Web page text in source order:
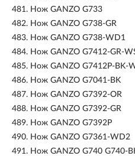
481. Нож GANZO G733
482. Нож GANZO G738-GR
483. Нож GANZO G738-WD1
484. Нож GANZO G7412-GR-
485. Нож GANZO G7412P-BK-
486. Нож GANZO G7041-BK
487. Нож GANZO G7392-OR
488. Нож GANZO G7392-GR
489. Нож GANZO G7392P
490. Нож GANZO G7361-WD2
491. Нож GANZO G740 G740-